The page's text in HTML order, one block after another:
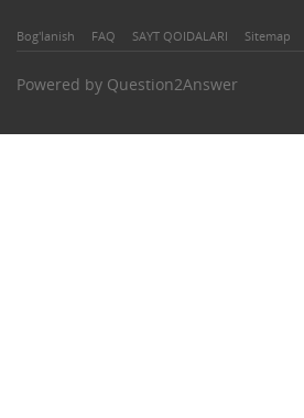
Bog'lanish FAQ SAYT QOIDALARI Sitemap
Powered by Question2Answer